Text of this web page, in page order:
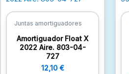
Juntas amortiguadores
Amortiguador Float X
2022 Aire. 803-04-
727
12,10 €